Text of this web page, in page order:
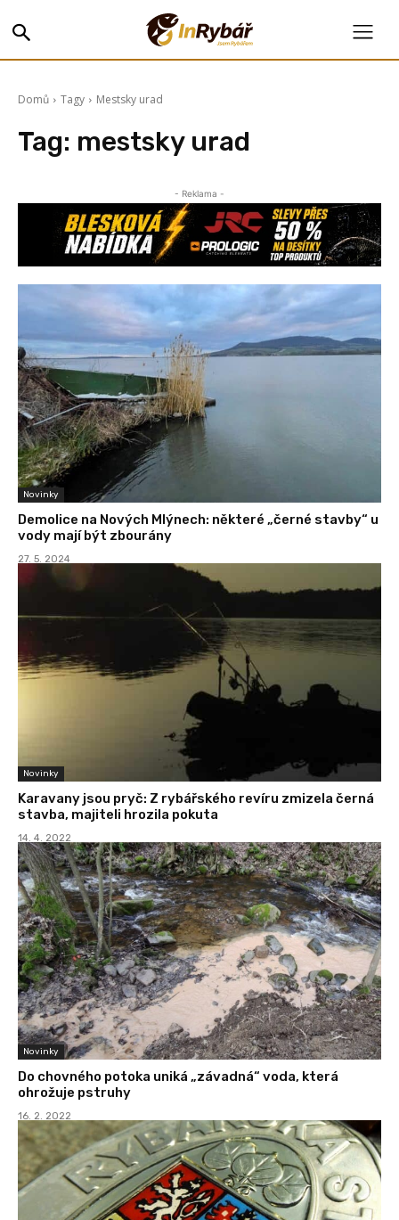
Domů Tagy Mestsky urad
Tag: mestsky urad
- Reklama -
Novinky
Demolice na Nových Mlýnech: některé „černé stavby“ u
vody mají být zbourány
27. 5. 2024
Novinky
Karavany jsou pryč: Z rybářského revíru zmizela černá
stavba, majiteli hrozila pokuta
14. 4. 2022
Novinky
Do chovného potoka uniká „závadná“ voda, která
ohrožuje pstruhy
16. 2. 2022